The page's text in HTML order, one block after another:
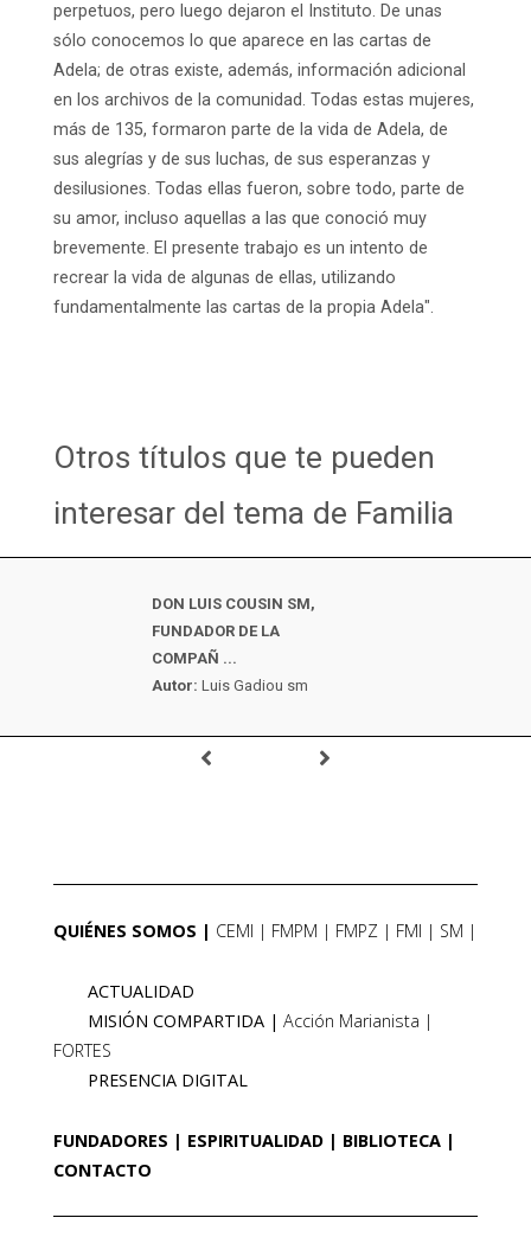
perpetuos, pero luego dejaron el Instituto. De unas
sólo conocemos lo que aparece en las cartas de
Adela; de otras existe, además, información adicional
en los archivos de la comunidad. Todas estas mujeres,
más de 135, formaron parte de la vida de Adela, de
sus alegrías y de sus luchas, de sus esperanzas y
desilusiones. Todas ellas fueron, sobre todo, parte de
su amor, incluso aquellas a las que conoció muy
brevemente. El presente trabajo es un intento de
recrear la vida de algunas de ellas, utilizando
fundamentalmente las cartas de la propia Adela".
Otros títulos que te pueden
interesar del tema de Familia
DON LUIS COUSIN SM,
FUNDADOR DE LA
COMPAÑ ...
Autor: Luis Gadiou sm
QUIÉNES SOMOS CEMI FMPM FMPZ FMI SM
ACTUALIDAD
MISIÓN COMPARTIDA
Acción Marianista
FORTES
PRESENCIA DIGITAL
FUNDADORES ESPIRITUALIDAD
BIBLIOTECA
CONTACTO